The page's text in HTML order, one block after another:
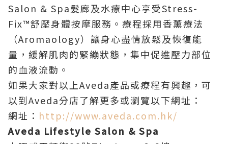
Salon & Spa髮廊及水療中心享受Stress-
Fix™舒壓身體按摩服務。療程採用香薰療法
（Aromaology）讓身心盡情放鬆及恢復能
量，緩解肌肉的緊繃狀態，集中促進壓力部位
的血液流動。
如果大家對以上Aveda產品或療程有興趣，可
以到Aveda分店了解更多或瀏覽以下網址：
網址： http://www.aveda.com.hk/
Aveda Lifestyle Salon & Spa